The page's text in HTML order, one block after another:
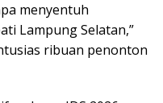
menyentuh
Lampung Selatan,”
ribuan penonton